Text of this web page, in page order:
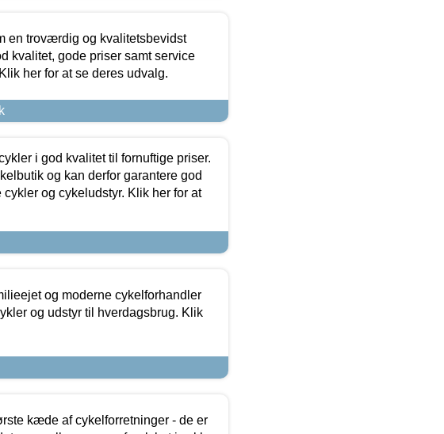
en troværdig og kvalitetsbevidst
kvalitet, gode priser samt service
her for at se deres udvalg.
i god kvalitet til fornuftige priser.
og kan derfor garantere god
og cykeludstyr. Klik her for at
og moderne cykelforhandler
og udstyr til hverdagsbrug. Klik
kæde af cykelforretninger - de er